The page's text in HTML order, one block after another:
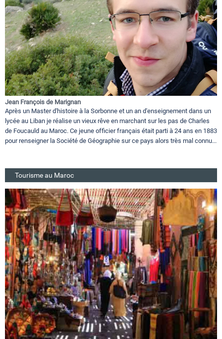
Jean François de Marignan
Après un Master d'histoire à la Sorbonne et un an d'enseignement dans un
lycée au Liban je réalise un vieux rêve en marchant sur les pas de Charles
de Foucauld au Maroc. Ce jeune officier français était parti à 24 ans en 1883
pour renseigner la Société de Géographie sur ce pays alors très mal connu...
Tourisme au Maroc